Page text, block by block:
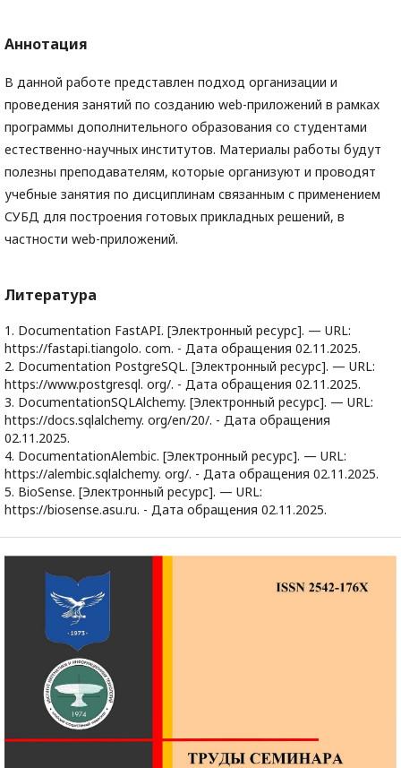
Аннотация
В данной работе представлен подход организации и
проведения занятий по созданию web-приложений в рамках
программы дополнительного образования со студентами
естественно-научных институтов. Материалы работы будут
полезны преподавателям, которые организуют и проводят
учебные занятия по дисциплинам связанным с применением
СУБД для построения готовых прикладных решений, в
частности web-приложений.
Литература
1. Documentation FastAPI. [Электронный ресурс]. — URL:
https://fastapi.tiangolo. com. - Дата обращения 02.11.2025.
2. Documentation PostgreSQL. [Электронный ресурс]. — URL:
https://www.postgresql. org/. - Дата обращения 02.11.2025.
3. DocumentationSQLAlchemy. [Электронный ресурс]. — URL:
https://docs.sqlalchemy. org/en/20/. - Дата обращения
02.11.2025.
4. DocumentationAlembic. [Электронный ресурс]. — URL:
https://alembic.sqlalchemy. org/. - Дата обращения 02.11.2025.
5. BioSense. [Электронный ресурс]. — URL:
https://biosense.asu.ru. - Дата обращения 02.11.2025.